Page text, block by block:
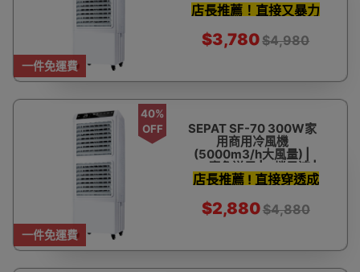
一件免運費
店長推薦！直接又暴力
$3,780$4,980
一件免運費
40%
OFF
SEPAT SF-70 300W家
用商用冷風機
(5000m3/h大風量) |
90°廣角送風 | 4檔風速 |
45L水箱
店長推薦 ! 直接穿透成
$2,880$4,880